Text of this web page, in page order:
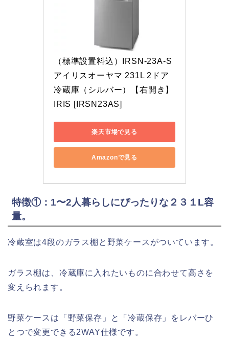
（標準設置料込）IRSN-23A-S
アイリスオーヤマ 231L 2ドア
冷蔵庫（シルバー）【右開き】
IRIS [IRSN23AS]
楽天市場で見る
Amazonで見る
特徴①：1〜2人暮らしにぴったりな２３１L容
量。
冷蔵室は4段のガラス棚と野菜ケースがついています。
ガラス棚は、冷蔵庫に入れたいものに合わせて高さを
変えられます。
野菜ケースは「野菜保存」と「冷蔵保存」をレバーひ
とつで変更できる2WAY仕様です。